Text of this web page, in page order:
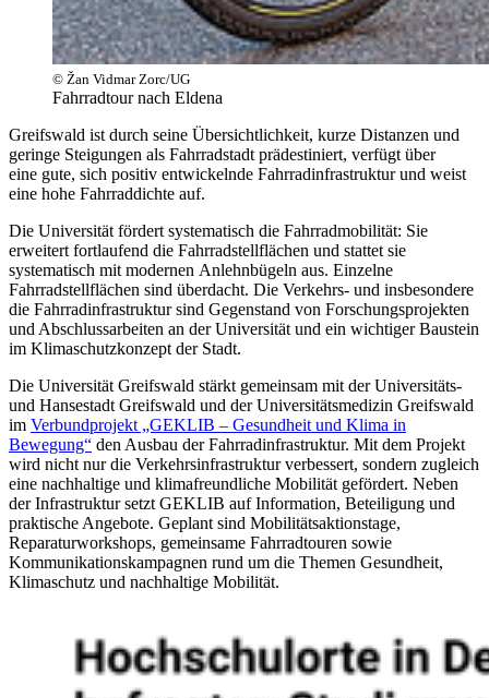
© Žan Vidmar Zorc/UG
Fahrradtour nach Eldena
Greifswald ist durch seine Übersichtlichkeit, kurze Distanzen und
geringe Steigungen als Fahrradstadt prädestiniert, verfügt über
eine gute, sich positiv entwickelnde Fahrradinfrastruktur und weist
eine hohe Fahrraddichte auf.
Die Universität fördert systematisch die Fahrradmobilität: Sie
erweitert fortlaufend die Fahrradstellflächen und stattet sie
systematisch mit modernen Anlehnbügeln aus. Einzelne
Fahrradstellflächen sind überdacht. Die Verkehrs- und insbesondere
die Fahrradinfrastruktur sind Gegenstand von Forschungsprojekten
und Abschlussarbeiten an der Universität und ein wichtiger Baustein
im Klimaschutzkonzept der Stadt.
Die Universität Greifswald stärkt gemeinsam mit der Universitäts-
und Hansestadt Greifswald und der Universitätsmedizin Greifswald
im Verbundprojekt „GEKLIB – Gesundheit und Klima in
Bewegung“ den Ausbau der Fahrradinfrastruktur. Mit dem Projekt
wird nicht nur die Verkehrsinfrastruktur verbessert, sondern zugleich
eine nachhaltige und klimafreundliche Mobilität gefördert. Neben
der Infrastruktur setzt GEKLIB auf Information, Beteiligung und
praktische Angebote. Geplant sind Mobilitätsaktionstage,
Reparaturworkshops, gemeinsame Fahrradtouren sowie
Kommunikationskampagnen rund um die Themen Gesundheit,
Klimaschutz und nachhaltige Mobilität.